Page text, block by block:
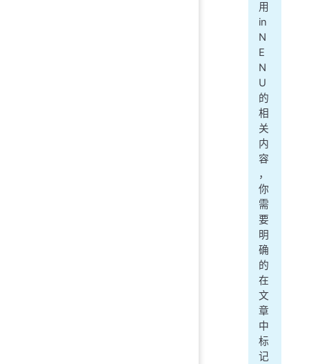
用
in
N
E
N
U
的
相
关
内
容
，
你
需
要
明
确
的
在
文
章
中
标
记